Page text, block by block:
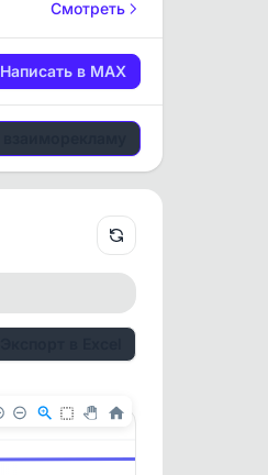
Смотреть
Написать в MAX